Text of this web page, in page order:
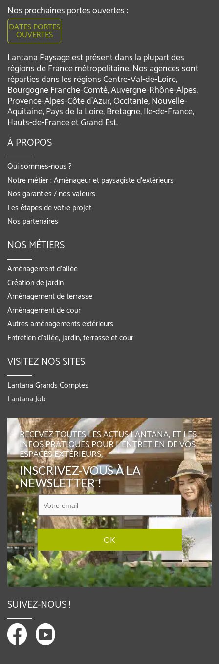
Nos prochaines portes ouvertes :
DATES PORTES
OUVERTES
Lantana Paysage est présent dans la plupart des
régions de France métropolitaine. Nos agences sont
réparties dans les régions Centre-Val-de-Loire,
Bourgogne Franche-Comté, Auvergne-Rhône-Alpes,
Provence-Alpes-Côte d'Azur, Occitanie, Nouvelle-
Aquitaine, Pays de la Loire, Bretagne, Ile-de-France,
Hauts-de-France et Grand Est.
À PROPOS
Qui sommes-nous ?
Notre métier : Aménageur et paysagiste d’extérieurs
Nos garanties / nos valeurs
Les étapes de votre projet
Nos partenaires
NOS MÉTIERS
Aménagement d’allée
Création de jardin
Aménagement de terrasse
Aménagement de cour
Autres aménagements extérieurs
Entretien d’allée, jardin, terrasse et cour
VISITEZ NOS SITES
Lantana Grands Comptes
Lantana Job
RECEVEZ TOUTES LES ACTUS LANTANA, ET LES
INFOS PRATIQUES POUR L'ENTRETIEN DE VOS
ESPACES EXTÉRIEURS,
INSCRIVEZ-VOUS À LA
NEWSLETTER !
SUIVEZ-NOUS !